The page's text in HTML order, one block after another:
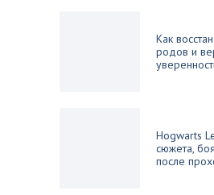
Как
родов и
Hogwarts
сюжета,
после